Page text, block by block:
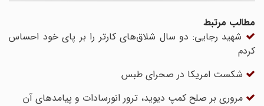
مطالب مرتبط
شهید رجایی: دو سال شلاق‌های کارتر را بر پای خود احساس
کردم
شکست امریکا در صحرای طبس‌
مروری بر صلح کمپ دیوید، ترور انورسادات و پیامدهای آن